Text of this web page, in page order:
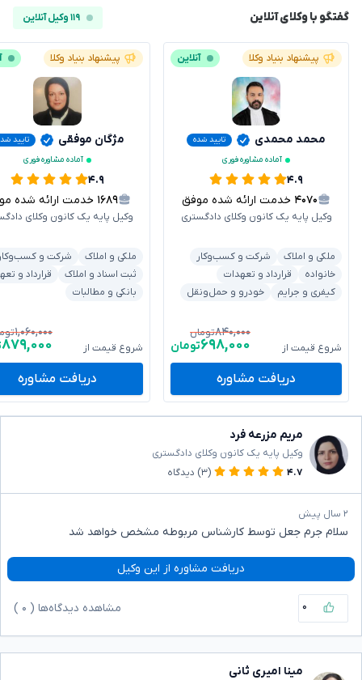
گفتگو با وکلای آنلاین ۱۱۹ وکیل آنلاین
پیشنهاد بنیاد وکلا آنلاین
محمد محمدی
تایید شده
آماده مشاوره فوری
۴.۹
۴۰۷۰ خدمت ارائه شده موفق
وکیل پایه یک کانون وکلای دادگستری
ملکی و املاک
شرکت و کسب‌وکار
خانواده
قرارداد و تعهدات
کیفری و جرایم
خودرو و حمل‌ونقل
شروع قیمت از
۸۴۰,۰۰۰تومان
۶۹۸,۰۰۰تومان
دریافت مشاوره
پیشنهاد بنیاد وکلا
مژگان موفقی
تایید
آماده مشاوره فوری
۴.۹
۱۶۸۹ خدمت ارائه شده موفق
وکیل پایه یک کانون وکلای
ملکی و املاک
شرکت و
ثبت اسناد و املاک
قرارداد و
بانکی و مطالبات
شروع قیمت از
۱,۰۶۰,۰۰۰
۸۷۹,۰۰۰
دریافت مشاوره
مریم مزرعه فرد
وکیل پایه یک کانون وکلای دادگستری
۴.۷
(۳) دیدگاه
۲ سال پیش
سلام جرم جعل توسط کارشناس مربوطه مشخص خواهد شد
دریافت مشاوره از این وکیل
۰ مشاهده دیدگاه‌ها ( ۰
مینا امیری ثانی